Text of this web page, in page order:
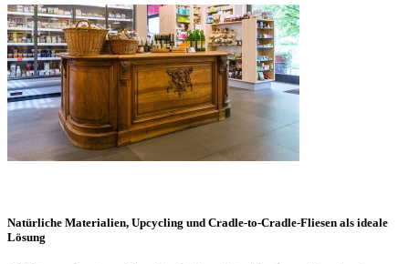
Natürliche Materialien, Upcycling und Cradle-to-Cradle-Fliesen als ideale
Lösung